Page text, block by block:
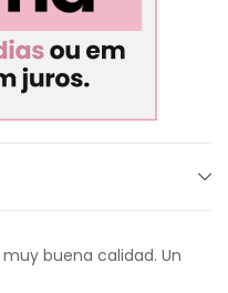
buena calidad. Un